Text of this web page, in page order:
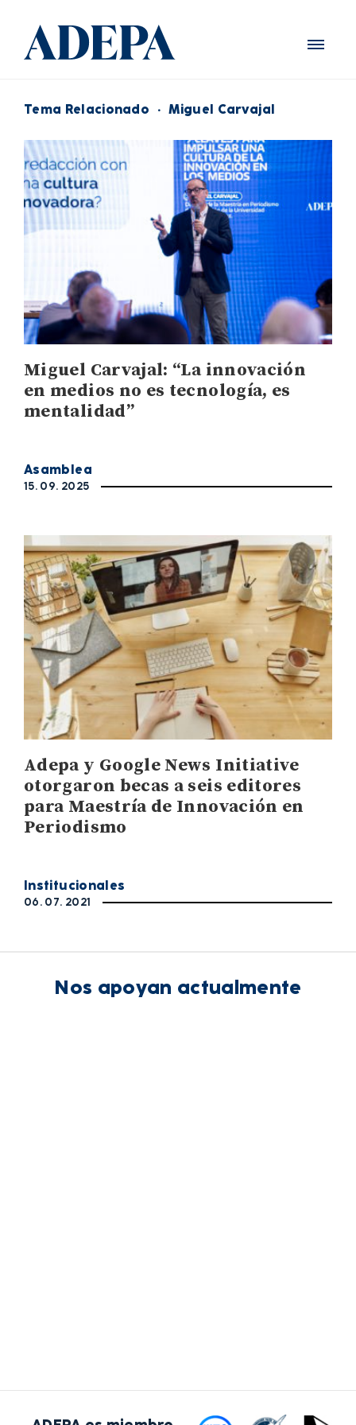
Tema Relacionado · Miguel Carvajal
Miguel Carvajal: “La innovación
en medios no es tecnología, es
mentalidad”
Asamblea
15. 09. 2025
Adepa y Google News Initiative
otorgaron becas a seis editores
para Maestría de Innovación en
Periodismo
Institucionales
06. 07. 2021
Nos apoyan actualmente